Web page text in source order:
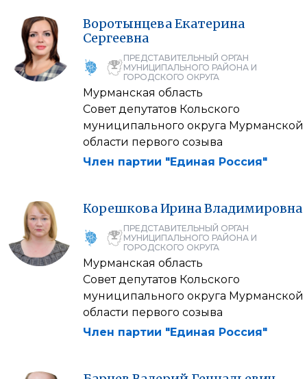
ВоротынцеваЕкатерина
Сергеевна
ПРЕДСТАВИТЕЛЬНЫЙ ОРГАН
МУНИЦИПАЛЬНОГО РАЙОНА И
ГОРОДСКОГО ОКРУГА
Мурманская область
Совет депутатов Кольского
муниципального округа Мурманской
области первого созыва
Член партии "Единая Россия"
КорешковаИринаВладимировна
ПРЕДСТАВИТЕЛЬНЫЙ ОРГАН
МУНИЦИПАЛЬНОГО РАЙОНА И
ГОРОДСКОГО ОКРУГА
Мурманская область
Совет депутатов Кольского
муниципального округа Мурманской
области первого созыва
Член партии "Единая Россия"